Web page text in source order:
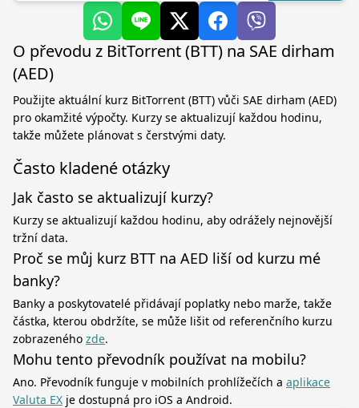
O převodu z BitTorrent (BTT) na SAE dirham
(AED)
Použijte aktuální kurz BitTorrent (BTT) vůči SAE dirham (AED)
pro okamžité výpočty. Kurzy se aktualizují každou hodinu,
takže můžete plánovat s čerstvými daty.
Často kladené otázky
Jak často se aktualizují kurzy?
Kurzy se aktualizují každou hodinu, aby odrážely nejnovější
tržní data.
Proč se můj kurz BTT na AED liší od kurzu mé
banky?
Banky a poskytovatelé přidávají poplatky nebo marže, takže
částka, kterou obdržíte, se může lišit od referenčního kurzu
zobrazeného zde.
Mohu tento převodník používat na mobilu?
Ano. Převodník funguje v mobilních prohlížečích a aplikace
Valuta EX je dostupná pro iOS a Android.